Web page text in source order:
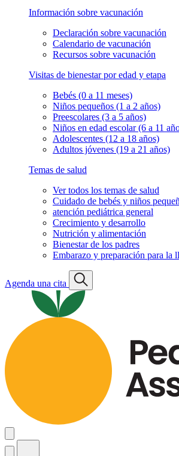
Información sobre vacunación
Declaración sobre vacunación
Calendario de vacunación
Recursos sobre vacunación
Visitas de bienestar por edad y etapa
Bebés (0 a 11 meses)
Niños pequeños (1 a 2 años)
Preescolares (3 a 5 años)
Niños en edad escolar (6 a 11
Adolescentes (12 a 18 años)
Adultos jóvenes (19 a 21 años)
Temas de salud
Ver todos los temas de salud
Cuidado de bebés y niños
atención pediátrica general
Crecimiento y desarrollo
Nutrición y alimentación
Bienestar de los padres
Embarazo y preparación para la
Agenda una cita